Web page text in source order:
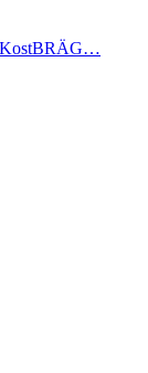
KostBRÄG…